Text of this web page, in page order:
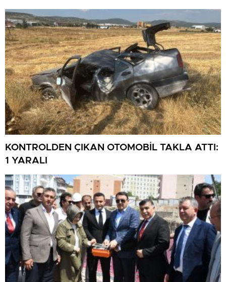
KONTROLDEN ÇIKAN OTOMOBİL TAKLA ATTI:
1 YARALI